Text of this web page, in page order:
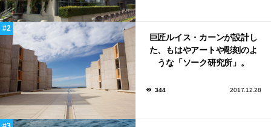
巨匠ルイス・カーンが設計し
た、もはやアートや彫刻のよ
うな「ソーク研究所」。
344 2017.12.28